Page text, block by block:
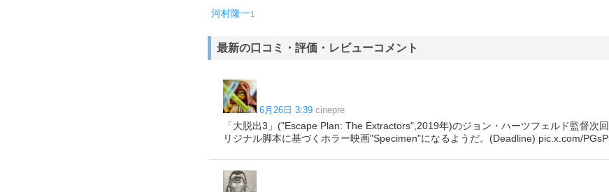
河村隆一1
最新の口コミ・評価・レビューコメント
6月26日 3:39 cinepre
「大脱出3」("Escape Plan: The Extractors",2019年)のジョン・ハーツフェルド監督次
リジナル脚本に基づくホラー映画"Specimen"になるようだ。(Deadline) pic.x.com/